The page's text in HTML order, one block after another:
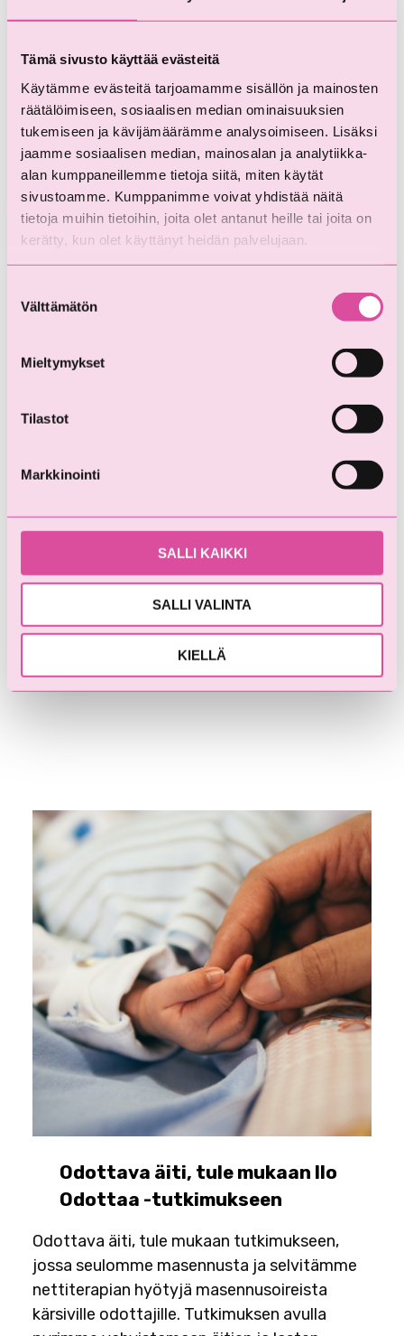
Tämä sivusto käyttää evästeitä
Käytämme evästeitä tarjoamamme sisällön ja mainosten
räätälöimiseen, sosiaalisen median ominaisuuksien
tukemiseen ja kävijämäärämme analysoimiseen. Lisäksi
jaamme sosiaalisen median, mainosalan ja analytiikka-
alan kumppaneillemme tietoja siitä, miten käytät
sivustoamme. Kumppanimme voivat yhdistää näitä
tietoja muihin tietoihin, joita olet antanut heille tai joita on
kerätty, kun olet käyttänyt heidän palvelujaan.
valinta
Välttämätön
Mieltymykset
Tilastot
Markkinointi
SALLI KAIKKI
SALLI VALINTA
KIELLÄ
Tunnista raskausajan
masennus
Raskaus saattaa herkistää mielialaa ja lisätä
väsymys voivat kuitenkin kieliä
masennuksesta. Katso oirelista ja tunnista
Odottava äiti, tule mukaan Ilo
Odottaa -tutkimukseen
Odottava äiti, tule mukaan tutkimukseen,
jossa seulomme masennusta ja selvitämme
nettiterapian hyötyjä masennusoireista
kärsiville odottajille. Tutkimuksen avulla